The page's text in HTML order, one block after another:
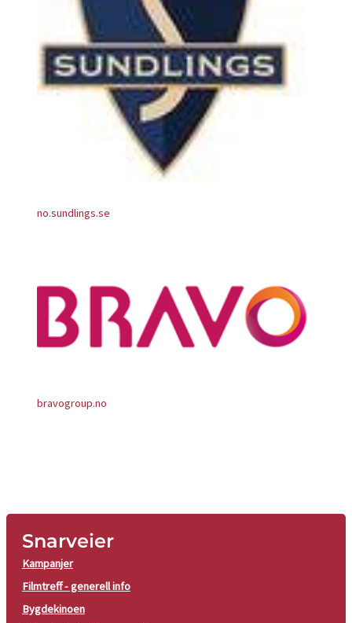
no.sundlings.se
bravogroup.no
Snarveier
Kampanjer
Filmtreff - generell info
Bygdekinoen